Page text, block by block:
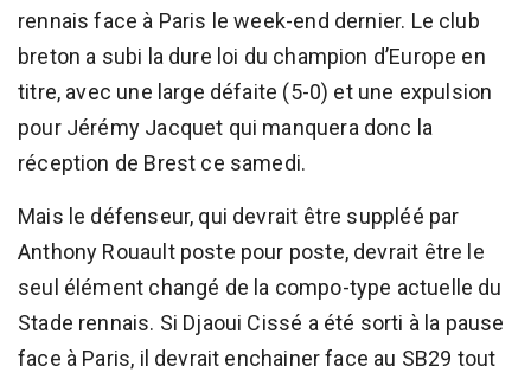
rennais face à Paris le week-end dernier. Le club
breton a subi la dure loi du champion d’Europe en
titre, avec une large défaite (5-0) et une expulsion
pour Jérémy Jacquet qui manquera donc la
réception de Brest ce samedi.
Mais le défenseur, qui devrait être suppléé par
Anthony Rouault poste pour poste, devrait être le
seul élément changé de la compo-type actuelle du
Stade rennais. Si Djaoui Cissé a été sorti à la pause
face à Paris, il devrait enchainer face au SB29 tout